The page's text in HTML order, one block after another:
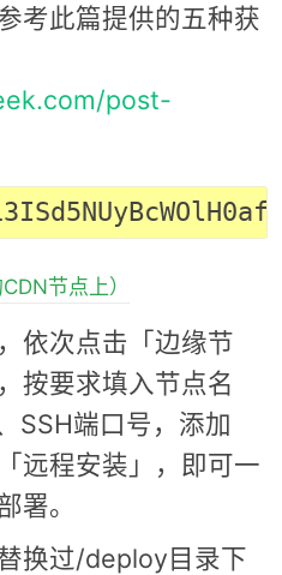
考此篇提供的五种获
post-
节点上）
依次点击「边缘节
按要求填入节点名
SSH端口号，添加
远程安装」，即可一
署。
换过/deploy目录下